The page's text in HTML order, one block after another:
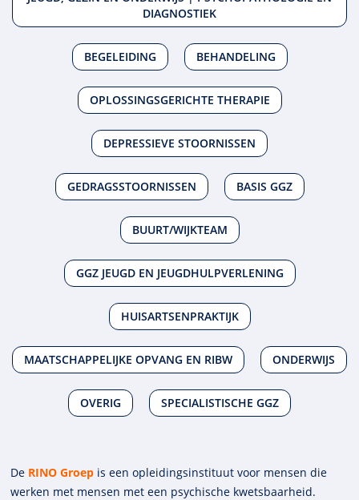
DIAGNOSTIEK
BEGELEIDING BEHANDELING
OPLOSSINGSGERICHTE THERAPIE
DEPRESSIEVE STOORNISSEN
GEDRAGSSTOORNISSEN BASIS GGZ
BUURT/WIJKTEAM
GGZ JEUGD EN JEUGDHULPVERLENING
HUISARTSENPRAKTIJK
MAATSCHAPPELIJKE OPVANG EN RIBW ONDERWIJS
OVERIG SPECIALISTISCHE GGZ
De RINO Groep is een opleidings­insti­tuut voor mensen die
werken met mensen met een psychische kwets­baar­heid.